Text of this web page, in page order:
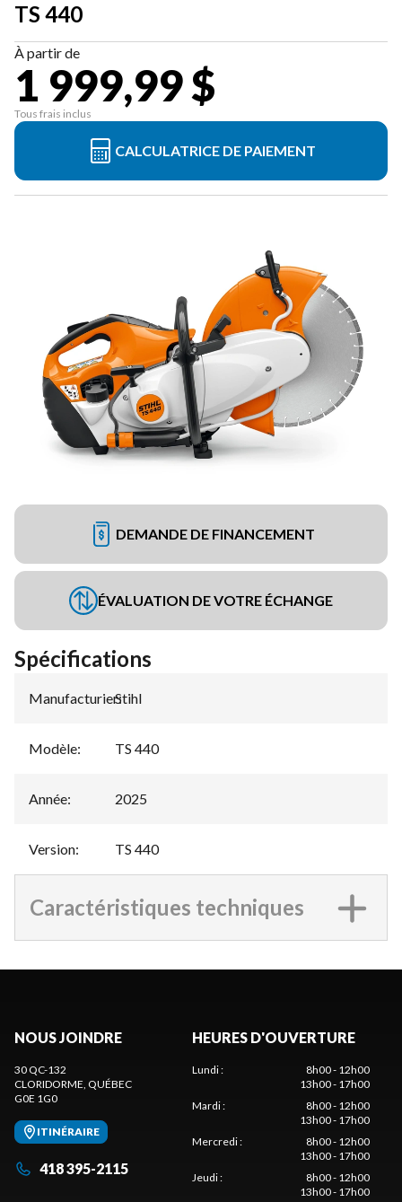
TS 440
À partir de
1 999,99 $
Tous frais inclus
CALCULATRICE DE PAIEMENT
DEMANDE DE FINANCEMENT
ÉVALUATION DE VOTRE ÉCHANGE
Spécifications
Manufacturier:
Stihl
Modèle: TS 440
Année: 2025
Version: TS 440
Caractéristiques techniques
NOUS JOINDRE
30 QC-132
CLORIDORME, QUÉBEC
G0E 1G0
ITINÉRAIRE
418 395-2115
HEURES D'OUVERTURE
Lundi:
8h00 - 12h00
13h00 - 17h00
Mardi:
8h00 - 12h00
13h00 - 17h00
Mercredi:
8h00 - 12h00
13h00 - 17h00
Jeudi:
8h00 - 12h00
13h00 - 17h00